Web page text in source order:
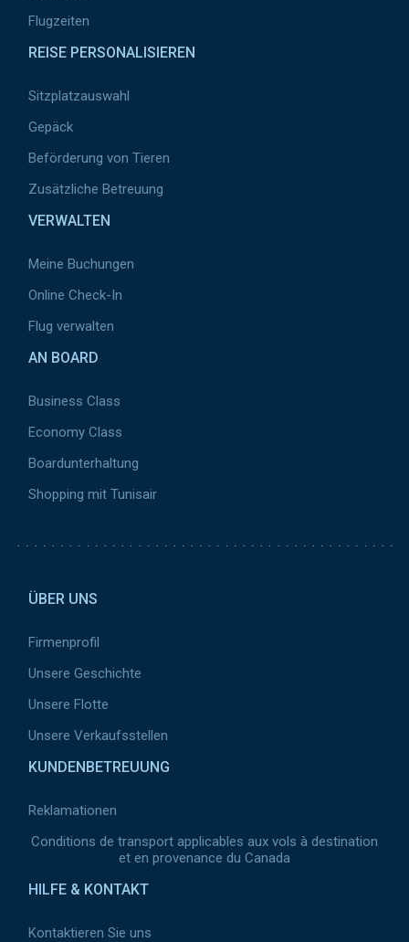
Flugzeiten
REISE PERSONALISIEREN
Sitzplatzauswahl
Gepäck
Beförderung von Tieren
Zusätzliche Betreuung
VERWALTEN
Meine Buchungen
Online Check-In
Flug verwalten
AN BOARD
Business Class
Economy Class
Boardunterhaltung
Shopping mit Tunisair
ÜBER UNS
Firmenprofil
Unsere Geschichte
Unsere Flotte
Unsere Verkaufsstellen
KUNDENBETREUUNG
Reklamationen
Conditions de transport applicables aux vols à destination
et en provenance du Canada
HILFE & KONTAKT
Kontaktieren Sie uns